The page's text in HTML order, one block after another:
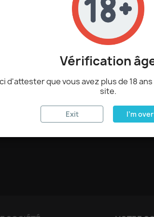
Il est
Vérification
d'attester que vous avez plus de 18
site.
Exit I'm over